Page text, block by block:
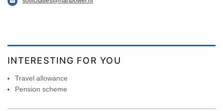
INTERESTING FOR YOU
Travel allowance
Pension scheme